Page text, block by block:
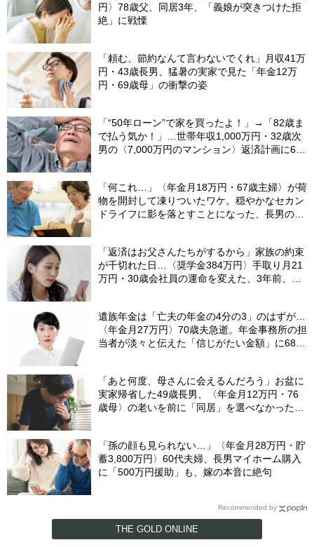
円〉78歳父、同居3年、「義娘が突きつけた拒
絶」に戦慄
「頼む、節約なんて言わないでくれ」月収41万
円・43歳長男、猛暑の実家で見た「年金12万
円・69歳母」の衝撃の姿
「“50年ローン”で家を買ったよ！」→「82歳ま
で払う気か！」…世帯年収1,000万円・32歳次
男の〈7,000万円のマンション〉返済計画に61
「何これ…」〈年金月18万円・67歳主婦〉が荷
物を開封して凍りついたワケ。穏やかなセカン
ドライフに影を落とすことになった、長男の嫁
「返済はお父さんたちがするから」家族の約束
が千切れた日…〈奨学金384万円〉手取り月21
万円・30歳会社員の運命を変えた、3年前、見
遺族年金は「亡夫の年金の4分の3」のはずが…
〈年金月27万円〉70歳夫急逝。年金事務所の担
当者が淡々と伝えた「信じがたい金額」に68歳
「あと何度、母さんに会えるんだろう」お盆に
実家帰省した49歳長男、〈年金月12万円・76
歳母〉の老いを前に「同居」を選べなかった悔
「孫の顔も見られない…」〈年金月28万円・貯
蓄3,800万円〉60代夫婦、長男マイホーム購入
に「500万円援助」も、嫁の本音に絶句
Recommended by
THE GOLD ONLINE